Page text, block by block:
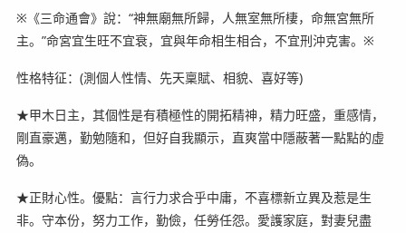
※《三命通會》說：“神無廟無所歸，人無室無所棲，命無宮無所
主。”命宮宜生旺不宜衰，宜與年命相生相合，不宜刑沖克害。※
性格特征：(測個人性情、先天稟賦、相貌、喜好等)
★甲木日主，其個性是有積極性的開拓精神，精力旺盛，重感情，
剛直豪邁，勤勉隨和，但好自我顯示，直爽當中隱蔽著一點點的虛
偽。
★正財心性。優點：言行力求合乎中庸，不喜標新立異及惹是生
非。守本份，努力工作，勤儉，任勞任怨。愛護家庭，對妻兒盡